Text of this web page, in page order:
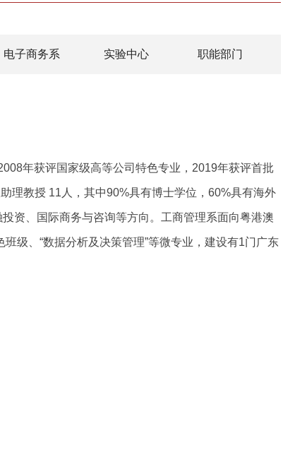
电子商务系 实验中心 职能部门
年获评国家级高等公司特色专业，2019年获评首批
理教授 11人，其中90%具有博士学位，60%具有海外
资、国际商务与咨询等方向。工商管理系面向粤港澳
级、“数据分析及决策管理”等微专业，建设有1门广东